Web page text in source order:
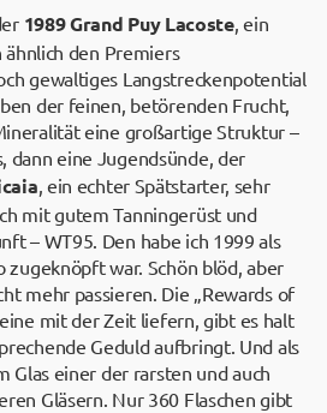
1989 Grand Puy Lacoste, ein
den Premiers
gewaltiges Langstreckenpotential
der feinen, betörenden Frucht,
eine großartige Struktur –
dann eine Jugendsünde, der
, ein echter Spätstarter, sehr
mit gutem Tanningerüst und
– WT95. Den habe ich 1999 als
zugeknöpft war. Schön blöd, aber
mehr passieren. Die „Rewards of
mit der Zeit liefern, gibt es halt
Geduld aufbringt. Und als
Glas einer der rarsten und auch
Gläsern. Nur 360 Flaschen gibt